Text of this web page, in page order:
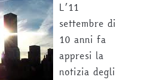
L’11
settembre di
10 anni fa
appresi la
notizia degli